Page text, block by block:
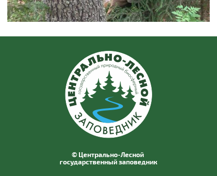
© Центрально-Лесной
государственный заповедник